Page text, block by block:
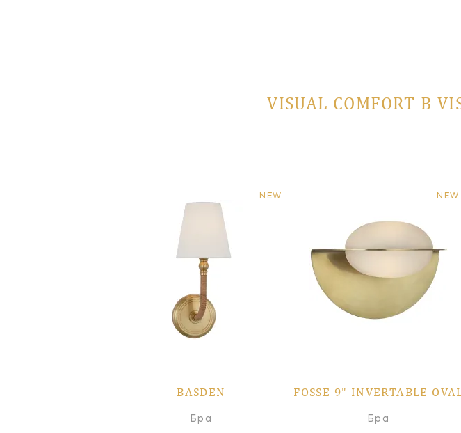
VISUAL COMFORT В
NEW
BASDEN
Бра
NEW
FOSSE 9" INVERTABLE
Бра